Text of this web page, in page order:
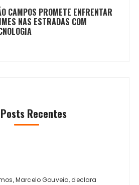
CAMPOS PROMETE ENFRENTAR
NAS ESTRADAS COM
Posts Recentes
Marcelo Gouveia, declara